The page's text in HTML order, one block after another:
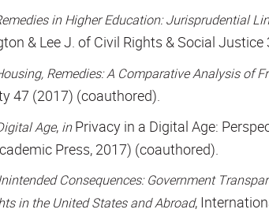
in Higher Education: Jurisprudential
& Lee J. of Civil Rights & Social Justice
Remedies: A Comparative Analysis of
47 (2017) (coauthored).
Age, inPrivacy in a Digital Age:
Press, 2017) (coauthored).
Consequences: Government
in the United States and Abroad,